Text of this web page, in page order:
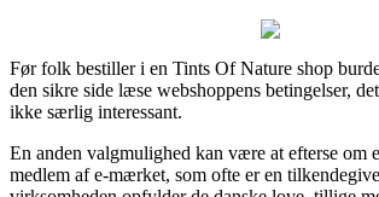
Før folk bestiller i en Tints Of Nature shop
den sikre side læse webshoppens betingelser,
ikke særlig interessant.
En anden valgmulighed kan være at efterse om
medlem af e-mærket, som ofte er en